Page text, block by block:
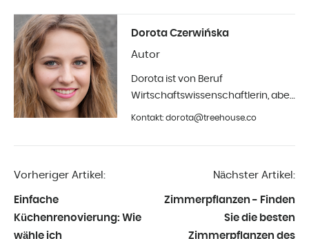
Dorota Czerwińska
Autor
Dorota ist von Beruf
Wirtschaftswissenschaftlerin, aber
ihr größtes Hobby ist die Fotografie
2019 in Treehouse.
Kontakt: dorota@treehouse.co
Vorheriger Artikel:
Einfache
Küchenrenovierung: Wie
wähle ich
Nächster Artikel:
Zimmerpflanzen - Finden
Sie die besten
Zimmerpflanzen des